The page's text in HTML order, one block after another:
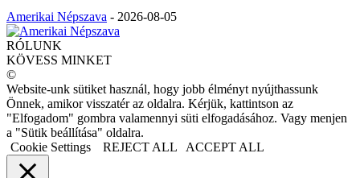
Amerikai Népszava - 2026-08-05
RÓLUNK
KÖVESS MINKET
©
Website-unk sütiket használ, hogy jobb élményt nyújthassunk
Önnek, amikor visszatér az oldalra. Kérjük, kattintson az
"Elfogadom" gombra valamennyi süti elfogadásához. Vagy menjen
a "Sütik beállítása" oldalra.
Cookie Settings
REJECT ALL ACCEPT ALL